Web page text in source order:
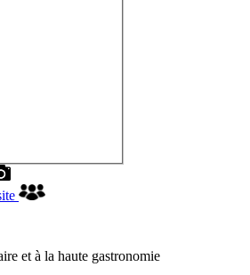
et à la haute gastronomie